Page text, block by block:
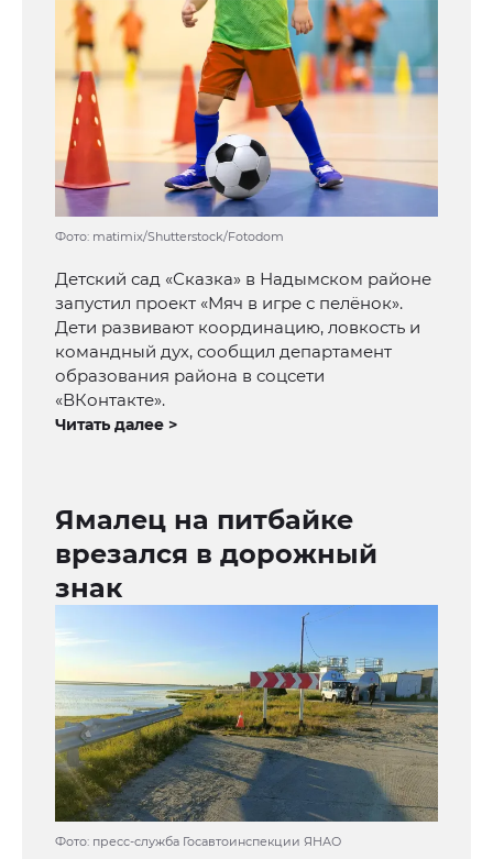
Фото: matimix/Shutterstock/Fotodom
Детский сад «Сказка» в Надымском районе
запустил проект «Мяч в игре с пелёнок».
Дети развивают координацию, ловкость и
командный дух, сообщил департамент
образования района в соцсети
«ВКонтакте».
Читать далее >
Ямалец на питбайке
врезался в дорожный
знак
Фото: пресс-служба Госавтоинспекции ЯНАО